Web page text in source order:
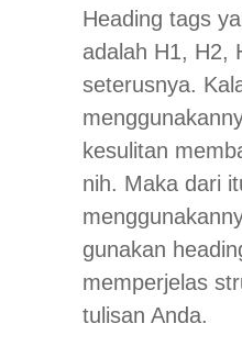
Heading tags
adalah H1, H2,
seterusnya.
kesulitan
nih. Maka dari
gunakan
memperjelas
tulisan Anda.